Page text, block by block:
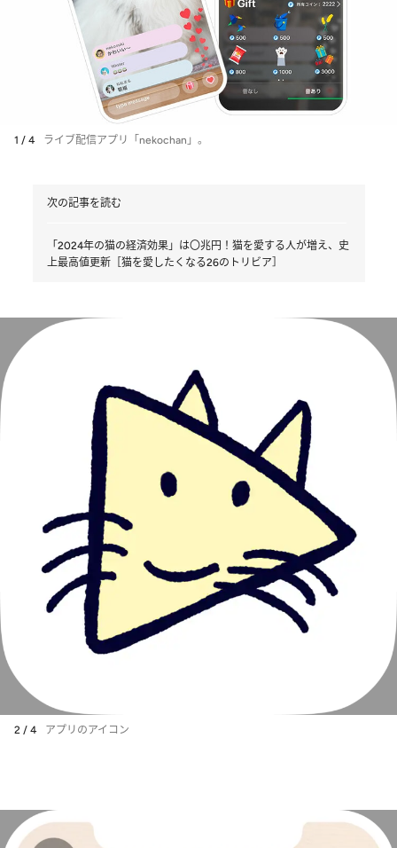
1 / 4 ライブ配信アプリ「nekochan」。
次の記事を読む
「2024年の猫の経済効果」は〇兆円！猫を愛する人が増え、史
上最高値更新［猫を愛したくなる26のトリビア］
2 / 4 アプリのアイコン